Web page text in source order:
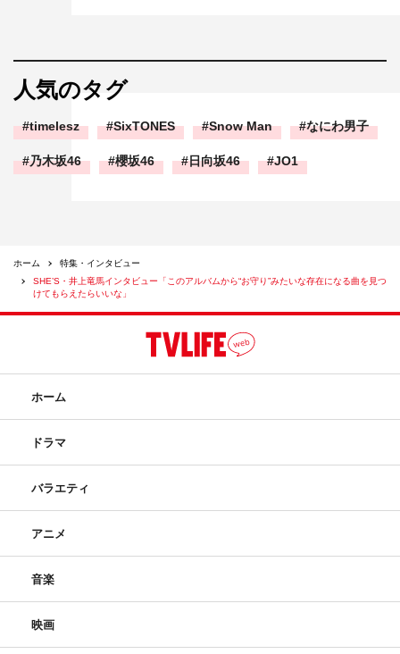
人気のタグ
timelesz SixTONES Snow Man なにわ男子
乃木坂46 櫻坂46 日向坂46 JO1
ホーム
特集・インタビュー
SHE’S・井上竜馬インタビュー「このアルバムから“お守り”みたいな存在になる曲を見つ
けてもらえたらいいな」
ホーム
ドラマ
バラエティ
アニメ
音楽
映画